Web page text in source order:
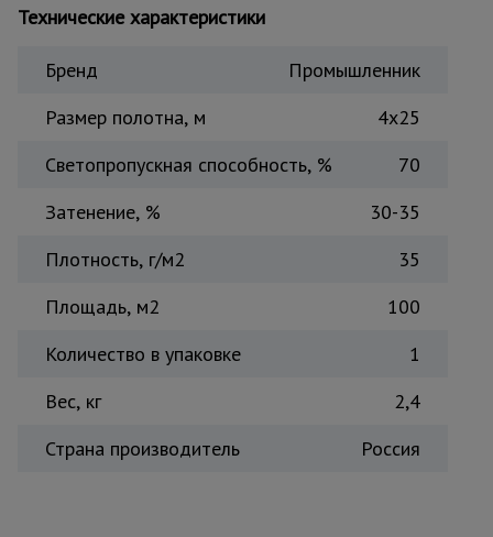
Сварочные
аппараты
Тепловые
Технические характеристики
Бренд
Промышленник
Размер полотна, м
4х25
Светопропускная способность, %
70
Затенение, %
30-35
Плотность, г/м2
35
Площадь, м2
100
Количество в упаковке
1
Вес, кг
2,4
Страна производитель
Россия